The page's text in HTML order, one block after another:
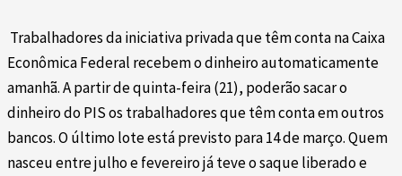
Trabalhadores da iniciativa privada que têm conta na Caixa
Econômica Federal recebem o dinheiro automaticamente
amanhã. A partir de quinta-feira (21), poderão sacar o
dinheiro do PIS os trabalhadores que têm conta em outros
bancos. O último lote está previsto para 14 de março. Quem
nasceu entre julho e fevereiro já teve o saque liberado e